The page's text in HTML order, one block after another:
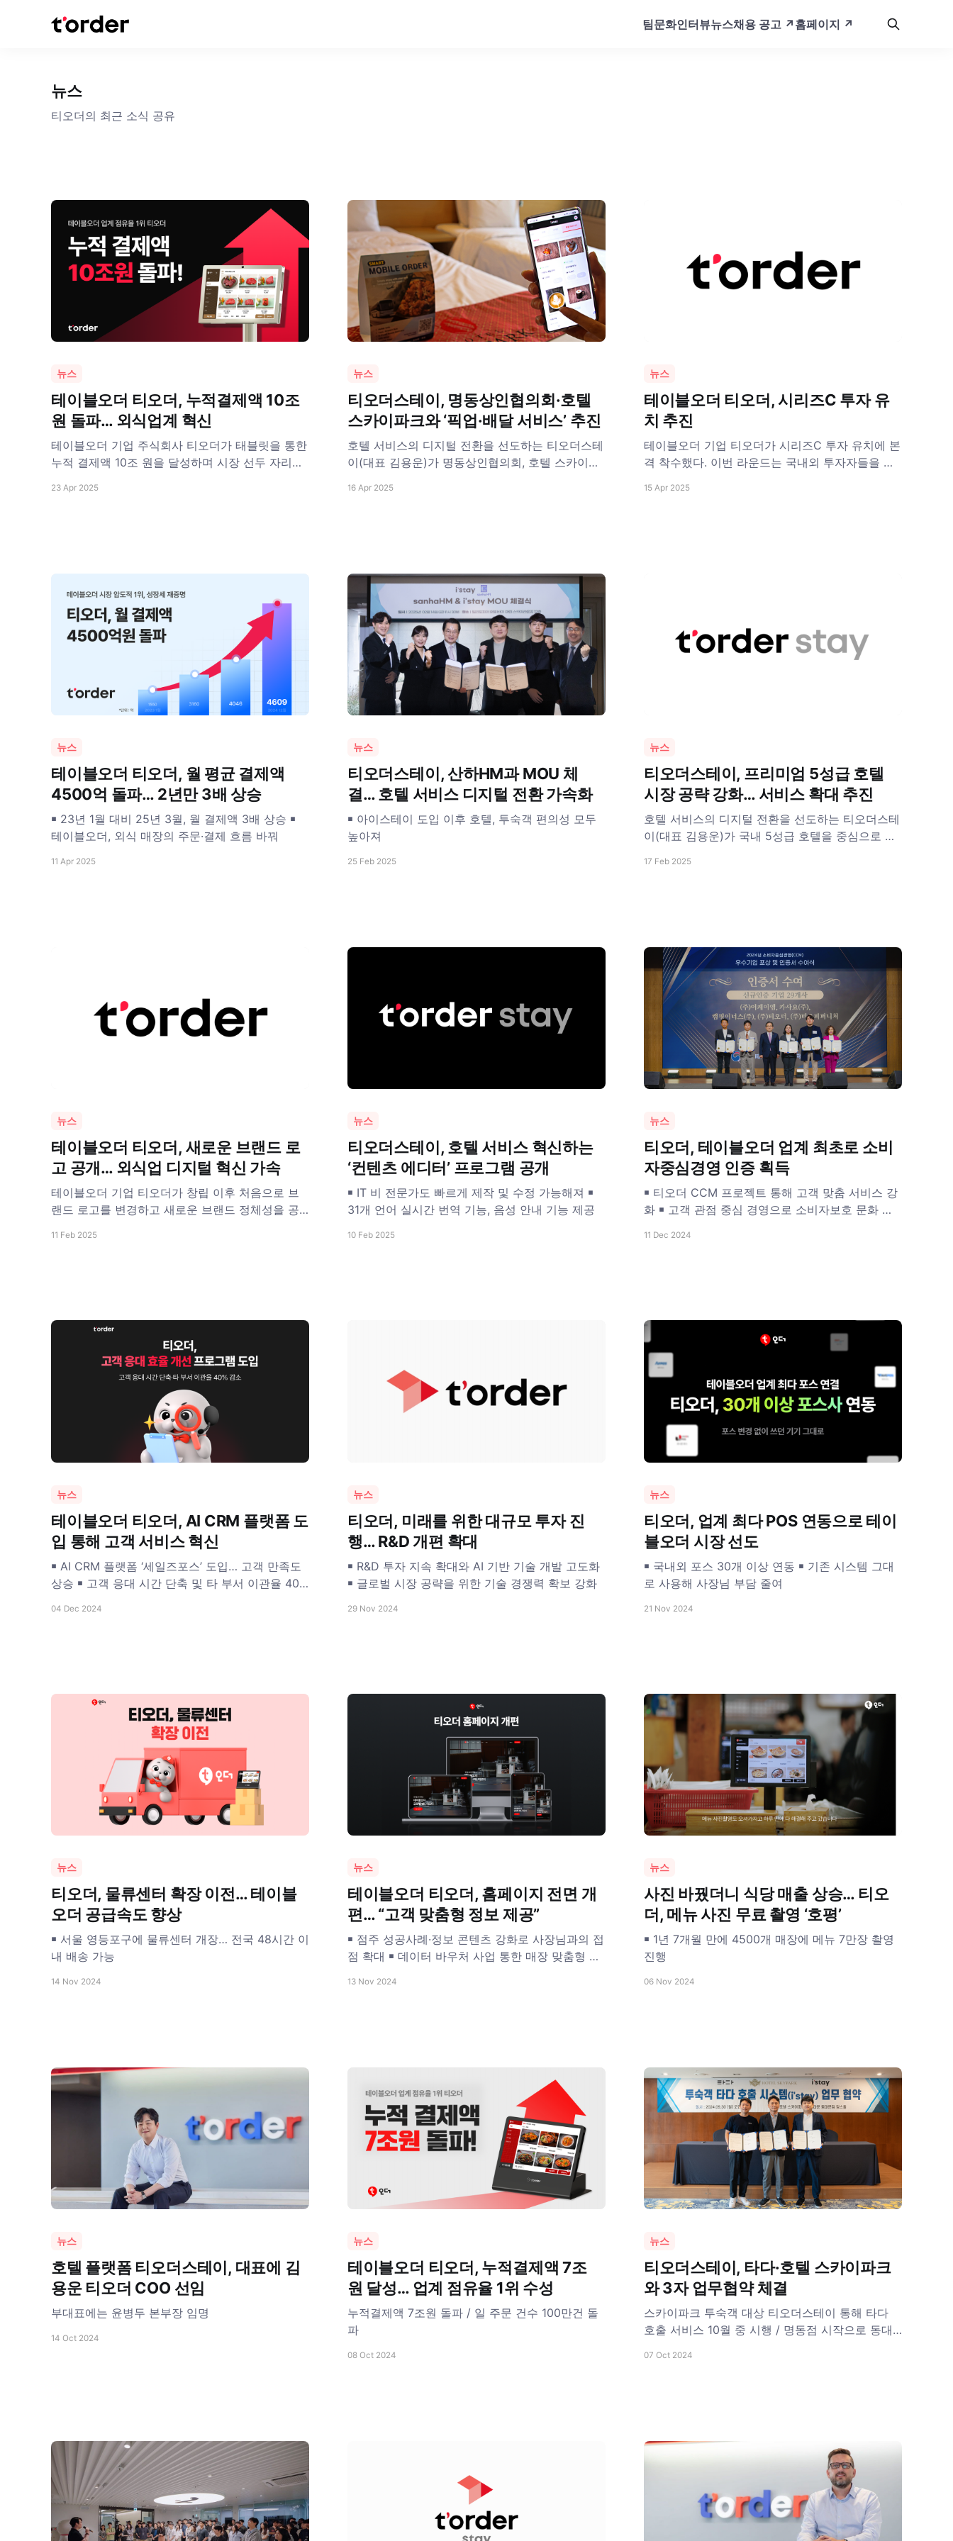
팀문화인터뷰뉴스채용 공고 ↗️ 홈페이지 ↗️
뉴스
티오더의 최근 소식 공유
뉴스
테이블오더 티오더, 누적결제액 10조
원 돌파… 외식업계 혁신
테이블오더 기업 주식회사 티오더가 태블릿을 통한
누적 결제액 10조 원을 달성하며 시장 선두 자리를
제액 9조 원을 달성한 이후 2개월 만에 10조 원을
23 Apr 2025
뉴스
티오더스테이, 명동상인협의회·호텔
스카이파크와 ‘픽업·배달 서비스’ 추진
호텔 서비스의 디지털 전환을 선도하는 티오더스테
이(대표 김용운)가 명동상인협의회, 호텔 스카이파
이번 협업을 통해 호텔 스카이파크 투숙객들은 객
16 Apr 2025
뉴스
테이블오더 티오더, 시리즈C 투자 유
치 추진
테이블오더 기업 티오더가 시리즈C 투자 유치에 본
격 착수했다. 이번 라운드는 국내외 투자자들을 대
인 내용은 비공개다. 티오더는 국내 최대 회계법인
15 Apr 2025
뉴스
테이블오더 티오더, 월 평균 결제액
4500억 돌파… 2년만 3배 상승
￭ 23년 1월 대비 25년 3월, 월 결제액 3배 상승 ￭
테이블오더, 외식 매장의 주문·결제 흐름 바꿔
11 Apr 2025
뉴스
티오더스테이, 산하HM과 MOU 체
결… 호텔 서비스 디지털 전환 가속화
￭ 아이스테이 도입 이후 호텔, 투숙객 편의성 모두
높아져
25 Feb 2025
뉴스
티오더스테이, 프리미엄 5성급 호텔
시장 공략 강화… 서비스 확대 추진
호텔 서비스의 디지털 전환을 선도하는 티오더스테
이(대표 김용운)가 국내 5성급 호텔을 중심으로 프
이어 리조트, 워커힐
17 Feb 2025
뉴스
테이블오더 티오더, 새로운 브랜드 로
고 공개… 외식업 디지털 혁신 가속
테이블오더 기업 티오더가 창립 이후 처음으로 브
랜드 로고를 변경하고 새로운 브랜드 정체성을 공
시장을
11 Feb 2025
뉴스
티오더스테이, 호텔 서비스 혁신하는
‘컨텐츠 에디터’ 프로그램 공개
￭ IT 비 전문가도 빠르게 제작 및 수정 가능해져 ￭
31개 언어 실시간 번역 기능, 음성 안내 기능 제공
10 Feb 2025
뉴스
티오더, 테이블오더 업계 최초로 소비
자중심경영 인증 획득
￭ 티오더 CCM 프로젝트 통해 고객 맞춤 서비스 강
화 ￭ 고객 관점 중심 경영으로 소비자보호 문화 정
11 Dec 2024
뉴스
테이블오더 티오더, AI CRM 플랫폼 도
입 통해 고객 서비스 혁신
￭ AI CRM 플랫폼 ‘세일즈포스’ 도입… 고객 만족도
상승 ￭ 고객 응대 시간 단축 및 타 부서 이관율 40%
04 Dec 2024
뉴스
티오더, 미래를 위한 대규모 투자 진
행… R&D 개편 확대
￭ R&D 투자 지속 확대와 AI 기반 기술 개발 고도화
￭ 글로벌 시장 공략을 위한 기술 경쟁력 확보 강화
29 Nov 2024
뉴스
티오더, 업계 최다 POS 연동으로 테이
블오더 시장 선도
￭ 국내외 포스 30개 이상 연동 ￭ 기존 시스템 그대
로 사용해 사장님 부담 줄여
21 Nov 2024
뉴스
티오더, 물류센터 확장 이전… 테이블
오더 공급속도 향상
￭ 서울 영등포구에 물류센터 개장… 전국 48시간 이
내 배송 가능
14 Nov 2024
뉴스
테이블오더 티오더, 홈페이지 전면 개
편… “고객 맞춤형 정보 제공”
￭ 점주 성공사례·정보 콘텐츠 강화로 사장님과의 접
점 확대 ￭ 데이터 바우처 사업 통한 매장 맞춤형 정
13 Nov 2024
뉴스
사진 바꿨더니 식당 매출 상승… 티오
더, 메뉴 사진 무료 촬영 ‘호평’
￭ 1년 7개월 만에 4500개 매장에 메뉴 7만장 촬영
진행
06 Nov 2024
뉴스
호텔 플랫폼 티오더스테이, 대표에 김
용운 티오더 COO 선임
부대표에는 윤병두 본부장 임명
14 Oct 2024
뉴스
테이블오더 티오더, 누적결제액 7조
원 달성… 업계 점유율 1위 수성
누적결제액 7조원 돌파 / 일 주문 건수 100만건 돌
파
08 Oct 2024
뉴스
티오더스테이, 타다·호텔 스카이파크
와 3자 업무협약 체결
스카이파크 투숙객 대상 티오더스테이 통해 타다
호출 서비스 10월 중 시행 / 명동점 시작으로 동대
07 Oct 2024